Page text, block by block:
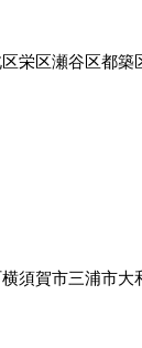
栄区瀬谷区都築
横須賀市三浦市大